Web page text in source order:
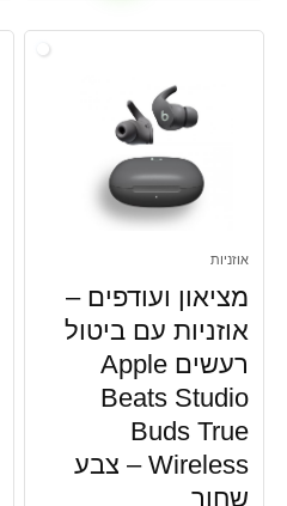
אוזניות
מציאון ועודפים –
אוזניות עם ביטול
רעשים Apple
Beats Studio
Buds True
Wireless – צבע
שחור